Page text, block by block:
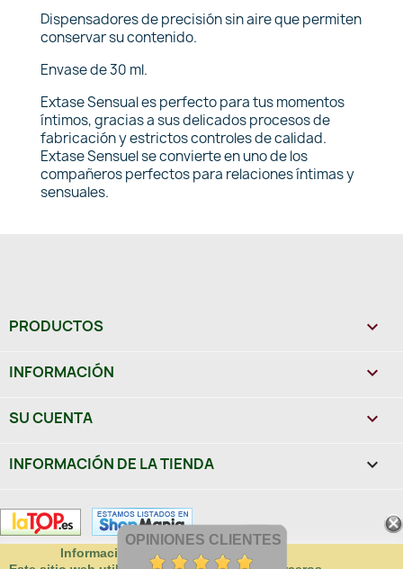
Dispensadores de precisión sin aire que permiten
conservar su contenido.
Envase de 30 ml.
Extase Sensual es perfecto para tus momentos
íntimos, gracias a sus delicados procesos de
fabricación y estrictos controles de calidad.
Extase Sensuel se convierte en uno de los
compañeros perfectos para relaciones íntimas y
sensuales.
PRODUCTOS 
INFORMACIÓN 
SU CUENTA 
INFORMACIÓN DE LA TIENDA keyboard_arrow_down
Información sobre uso de cookies
OPINIONES CLIENTES